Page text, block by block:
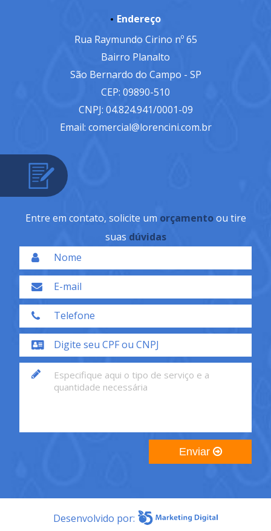
Endereço
Rua Raymundo Cirino nº 65
Bairro Planalto
São Bernardo do Campo - SP
CEP: 09890-510
CNPJ: 04.824.941/0001-09
Email: comercial@lorencini.com.br
Entre em contato, solicite um orçamentoou tire
suas dúvidas
Enviar
Desenvolvido por: